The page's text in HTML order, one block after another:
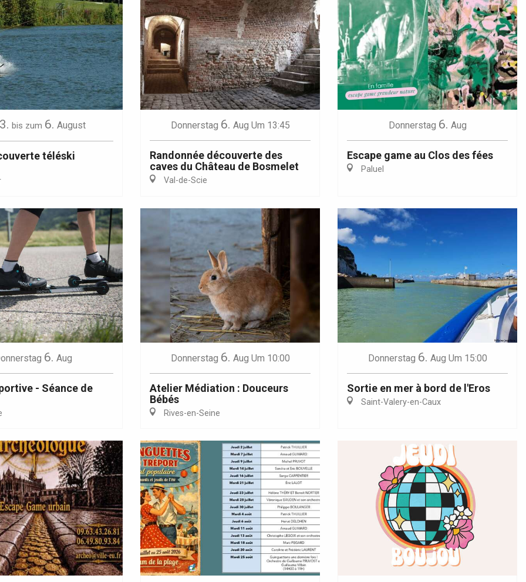
Bresle
3. bis zum 6. August
téléski
Donnerstag 6. Aug Um 13:45
Randonnée découverte des
caves du Château de Bosmelet
Val-de-Scie
Donnerstag 6. Aug
Escape game au Clos des fées
Paluel
6. Aug
- Séance de
Donnerstag 6. Aug Um 10:00
Atelier Médiation : Douceurs
Bébés
Rives-en-Seine
Donnerstag 6. Aug Um 15:00
Sortie en mer à bord de l'Eros
Saint-Valery-en-Caux